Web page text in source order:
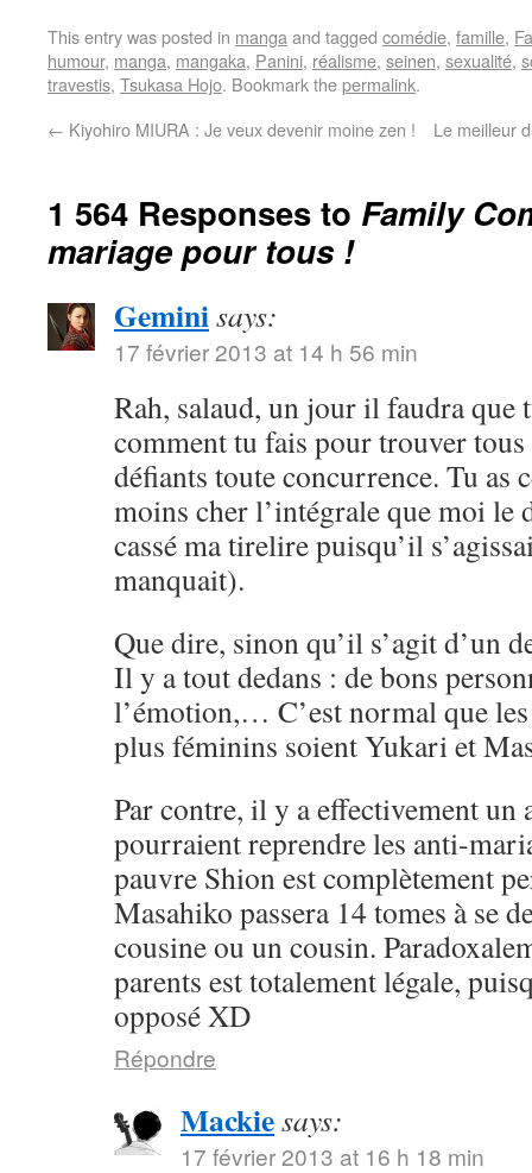
This entry was posted in manga and tagged comédie, famille,
humour, manga, mangaka, Panini, réalisme, seinen, sexualité,
travestis, Tsukasa Hojo. Bookmark thepermalink.
← Kiyohiro MIURA : Je veux devenir moine zen ! Le meilleur
1 564 Responses to Family
mariage pour tous !
Geminisays:
17 février 2013 at 14 h 56 min
Rah, salaud, un jour il faudra que
comment tu fais pour trouver
défiants toute concurrence. Tu as
moins cher l’intégrale que moi le
cassé ma tirelire puisqu’il
manquait).
Que dire, sinon qu’il s’agit d’un
Il y a tout dedans : de bons
l’émotion,… C’est normal que
plus féminins soient Yukari et
Par contre, il y a effectivement un
pourraient reprendre les anti-
pauvre Shion est complètement
Masahiko passera 14 tomes à se
cousine ou un cousin.
parents est totalement légale,
opposé XD
Répondre
Mackiesays:
17 février 2013 at 16 h 18 min